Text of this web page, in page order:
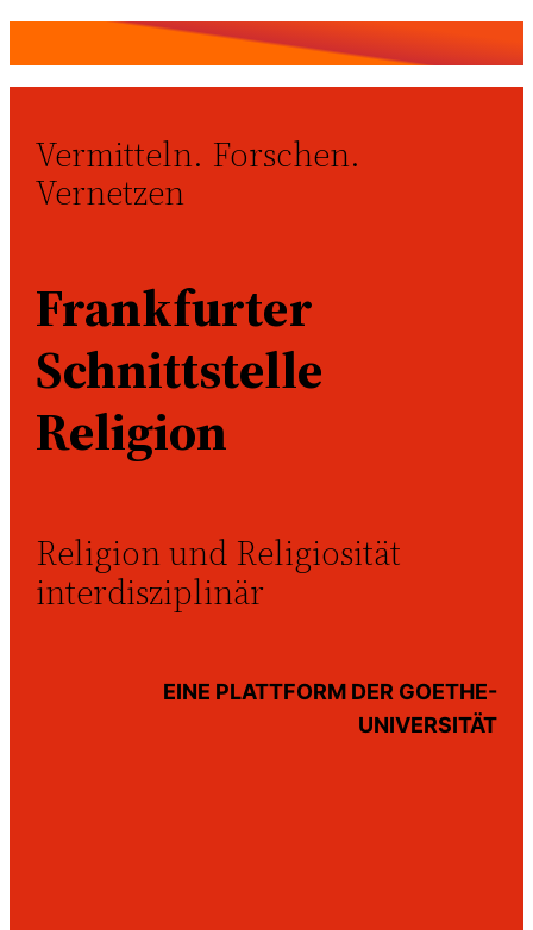
Vermitteln. Forschen.
Vernetzen
Frankfurter
Schnittstelle
Religion
Religion und Religiosität
interdisziplinär
EINE PLATTFORM DER GOETHE-
UNIVERSITÄT